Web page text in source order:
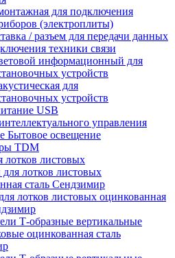
для подключения
(электроплиты)
/ разъем для передачи данных
техники связи
информационный для
устройств
для
устройств
USB
управления
Бытовое освещение
TDM
лотков листовых
лотков листовых
сталь Сендзимир
лотков листовых оцинкованная
Т-образные вертикальные
оцинкованная сталь